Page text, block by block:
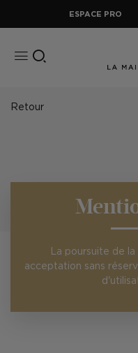
ESPACE PRO
Retour
La poursuite de
acceptation sans